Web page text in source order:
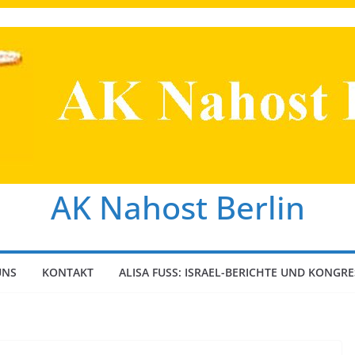
AK Nahost Berlin
KONTAKT ALISA FUSS: ISRAEL-BERICHTE UND